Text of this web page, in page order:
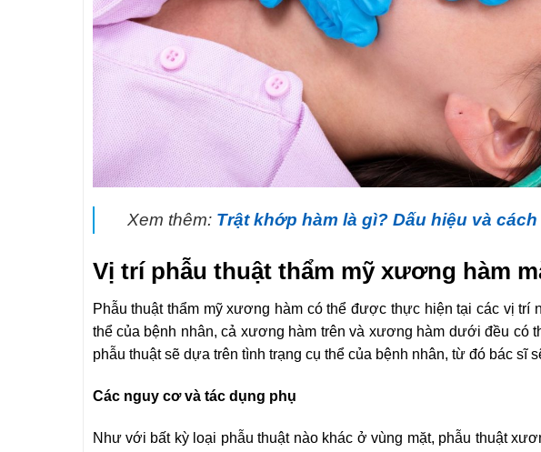
Xem thêm: Trật khớp hàm là gì? Dấu hiệu và
Vị trí phẫu thuật thẩm mỹ xương hàm
Phẫu thuật thẩm mỹ xương hàm có thể được thực hiện tại các vị trí
thể của bệnh nhân, cả xương hàm trên và xương hàm dưới đều có
phẫu thuật sẽ dựa trên tình trạng cụ thể của bệnh nhân, từ đó bác sĩ
Các nguy cơ và tác dụng phụ
Như với bất kỳ loại phẫu thuật nào khác ở vùng mặt, phẫu thuật